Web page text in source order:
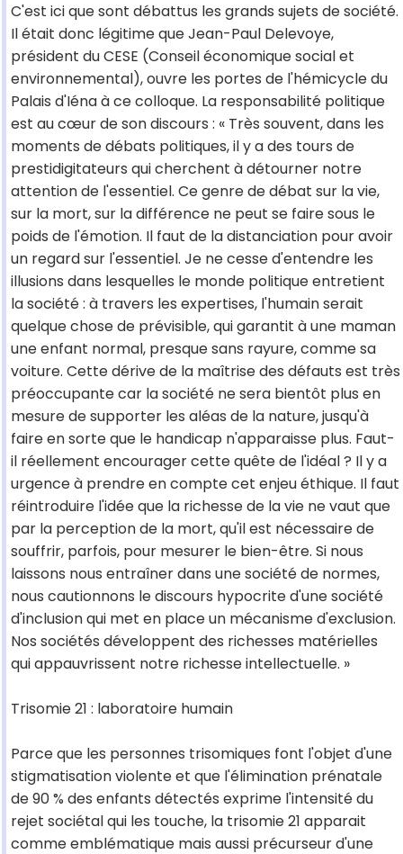
C'est ici que sont débattus les grands sujets de société.
Il était donc légitime que Jean-Paul Delevoye,
président du CESE (Conseil économique social et
environnemental), ouvre les portes de l'hémicycle du
Palais d'Iéna à ce colloque. La responsabilité politique
est au cœur de son discours : « Très souvent, dans les
moments de débats politiques, il y a des tours de
prestidigitateurs qui cherchent à détourner notre
attention de l'essentiel. Ce genre de débat sur la vie,
sur la mort, sur la différence ne peut se faire sous le
poids de l'émotion. Il faut de la distanciation pour avoir
un regard sur l'essentiel. Je ne cesse d'entendre les
illusions dans lesquelles le monde politique entretient
la société : à travers les expertises, l'humain serait
quelque chose de prévisible, qui garantit à une maman
une enfant normal, presque sans rayure, comme sa
voiture. Cette dérive de la maîtrise des défauts est très
préoccupante car la société ne sera bientôt plus en
mesure de supporter les aléas de la nature, jusqu'à
faire en sorte que le handicap n'apparaisse plus. Faut-
il réellement encourager cette quête de l'idéal ? Il y a
urgence à prendre en compte cet enjeu éthique. Il faut
réintroduire l'idée que la richesse de la vie ne vaut que
par la perception de la mort, qu'il est nécessaire de
souffrir, parfois, pour mesurer le bien-être. Si nous
laissons nous entraîner dans une société de normes,
nous cautionnons le discours hypocrite d'une société
d'inclusion qui met en place un mécanisme d'exclusion.
Nos sociétés développent des richesses matérielles
qui appauvrissent notre richesse intellectuelle. »
Trisomie 21 : laboratoire humain
Parce que les personnes trisomiques font l'objet d'une
stigmatisation violente et que l'élimination prénatale
de 90 % des enfants détectés exprime l'intensité du
rejet sociétal qui les touche, la trisomie 21 apparait
comme emblématique mais aussi précurseur d'une